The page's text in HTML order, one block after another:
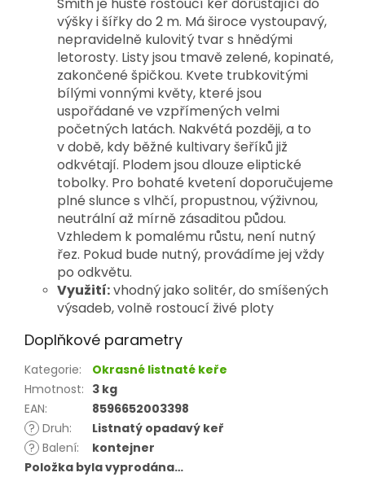
Smith je hustě rostoucí keř dorůstající do
výšky i šířky do 2 m. Má široce vystoupavý,
nepravidelně kulovitý tvar s hnědými
letorosty. Listy jsou tmavě zelené, kopinaté,
zakončené špičkou. Kvete trubkovitými
bílými vonnými květy, které jsou
uspořádané ve vzpřímených velmi
početných latách. Nakvétá později, a to
v době, kdy běžné kultivary šeříků již
odkvétají. Plodem jsou dlouze eliptické
tobolky. Pro bohaté kvetení doporučujeme
plné slunce s vlhčí, propustnou, výživnou,
neutrální až mírně zásaditou půdou.
Vzhledem k pomalému růstu, není nutný
řez. Pokud bude nutný, provádíme jej vždy
po odkvětu.
Využití:vhodný jako solitér, do smíšených
výsadeb, volně rostoucí živé ploty
Doplňkové parametry
Kategorie:
Okrasné listnaté keře
Hmotnost: 3 kg
EAN:
8596652003398
? Druh:
Listnatý opadavý keř
? Balení:
kontejner
Položka byla vyprodána…